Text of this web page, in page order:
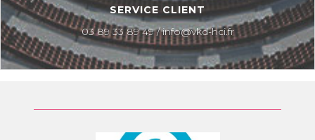
SERVICE CLIENT
03 89 33 89 49 / info@vkd-hci.fr